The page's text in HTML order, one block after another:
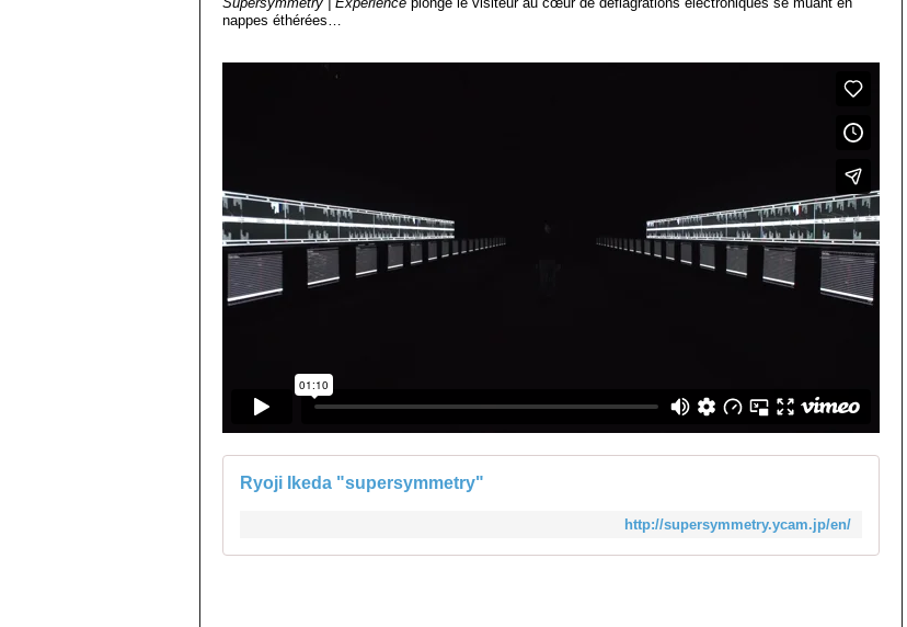
nappes éthérées…
Ryoji Ikeda "supersymmetry"
http://supersymmetry.ycam.jp/en/